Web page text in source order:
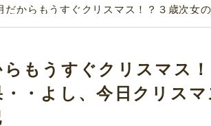
だからもうすぐクリスマス！？３歳次女
らもうすぐクリスマス
・・よし、今日クリス